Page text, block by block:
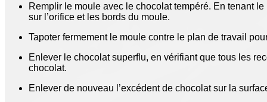
Remplir le moule avec le chocolat tempéré. En tenant
sur l’orifice et les bords du moule.
Tapoter fermement le moule contre le plan de travail
Enlever le chocolat superflu, en vérifiant que tous les
chocolat.
Enlever de nouveau l’excédent de chocolat sur la